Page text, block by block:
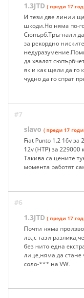
1.3JTD ( преди 17
И тези две линии
шкоди.Но няма по-
Сюпърб.Тръгнали
за рекордно
да хвалят
як и как щели да го
чудно да го спрат
#7
slavo ( преди 17
Fiat Punto 1.2 16v за
12v (HTP) за 229000
Такива са цените
момента работят
#6
1.3JTD ( преди 17
Почти няма
лв.,с тази
без нито една
лице,няма да
соло-*** на VW.